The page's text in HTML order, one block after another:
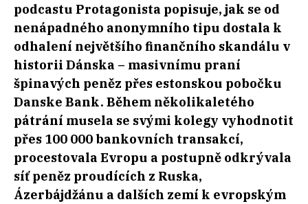
podcastu Protagonista popisuje, jak se od
nenápadného anonymního tipu dostala k
odhalení největšího finančního skandálu v
historii Dánska – masivnímu praní
špinavých peněz přes estonskou pobočku
Danske Bank. Během několikaletého
pátrání musela se svými kolegy vyhodnotit
přes 100 000 bankovních transakcí,
procestovala Evropu a postupně odkrývala
síť peněz proudících z Ruska,
Ázerbájdžánu a dalších zemí k evropským